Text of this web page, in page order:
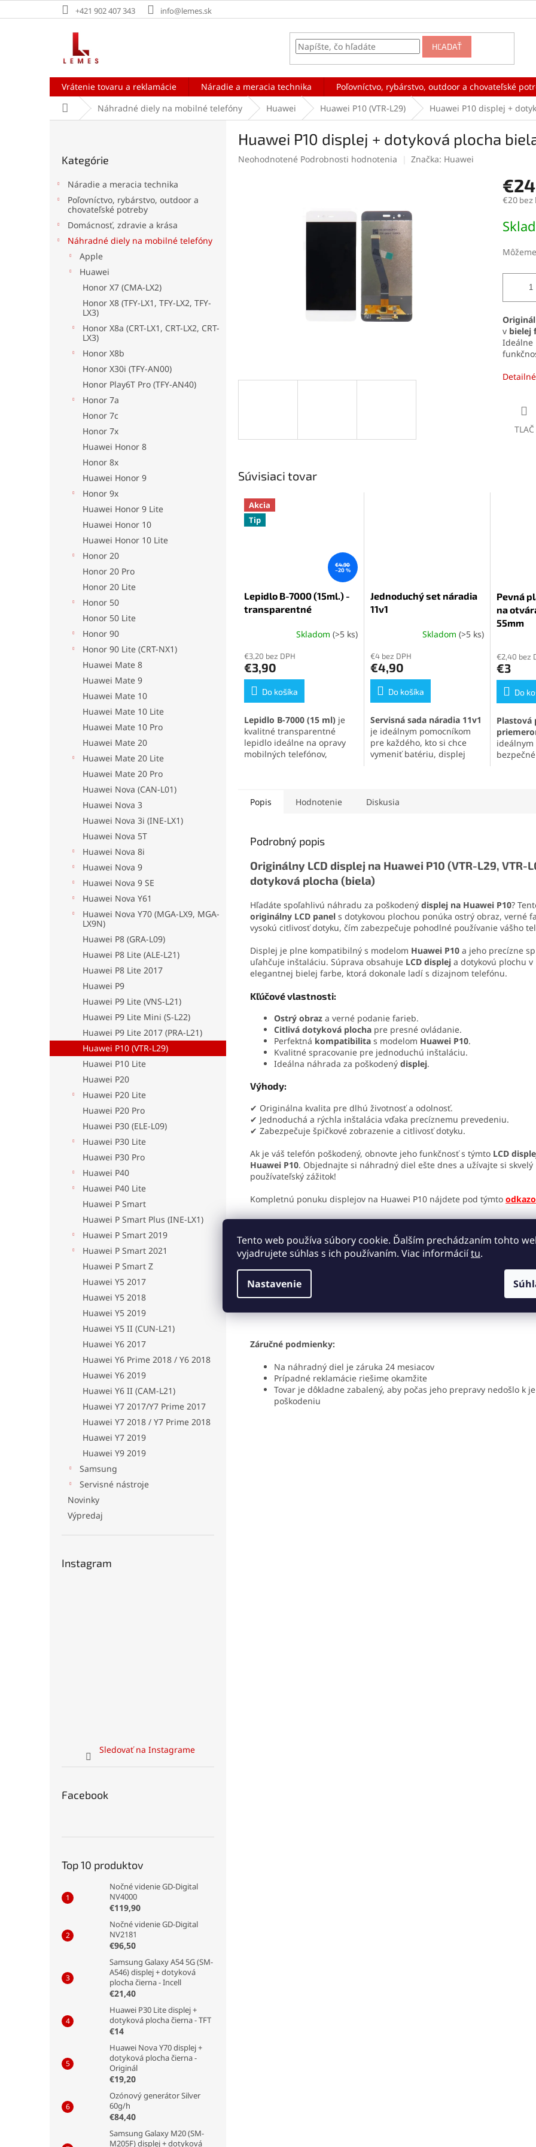
Tento web používa súbory cookie. Ďalším prechádzaním tohto
vyjadrujete súhlas s ich používaním. Viac informáciítu.
Nastavenie
na
+421 902 407 343 info@lemes.sk
HĽADAŤ
Vrátenie tovaru a reklamácie Náradie a meracia technika
Poľovníctvo, rybárstvo, outdoor a chovateľské
DomovNáhradné diely na mobilné telefóny Huawei Huawei P10 (VTR-L29) Huawei P10 displej +
kategórie
Kategórie
Náradie a meracia technika
Poľovníctvo, rybárstvo, outdoor a
chovateľské potreby
Domácnosť, zdravie a krása
Náhradné diely na mobilné telefóny
Apple
Huawei
Honor X7 (CMA-LX2)
Honor X8 (TFY-LX1, TFY-LX2, TFY-
LX3)
Honor X8a (CRT-LX1, CRT-LX2, CRT-
LX3)
Honor X8b
Honor X30i (TFY-AN00)
Honor Play6T Pro (TFY-AN40)
Honor 7a
Honor 7c
Honor 7x
Huawei Honor 8
Honor 8x
Huawei Honor 9
Honor 9x
Huawei Honor 9 Lite
Huawei Honor 10
Huawei Honor 10 Lite
Honor 20
Honor 20 Pro
Honor 20 Lite
Honor 50
Honor 50 Lite
Honor 90
Honor 90 Lite (CRT-NX1)
Huawei Mate 8
Huawei Mate 9
Huawei Mate 10
Huawei Mate 10 Lite
Huawei Mate 10 Pro
Huawei Mate 20
Huawei Mate 20 Lite
Huawei Mate 20 Pro
Huawei Nova (CAN-L01)
Huawei Nova 3
Huawei Nova 3i (INE-LX1)
Huawei Nova 5T
Huawei Nova 8i
Huawei Nova 9
Huawei Nova 9 SE
Huawei Nova Y61
Huawei Nova Y70 (MGA-LX9, MGA-
LX9N)
Huawei P8 (GRA-L09)
Huawei P8 Lite (ALE-L21)
Huawei P8 Lite 2017
Huawei P9
Huawei P9 Lite (VNS-L21)
Huawei P9 Lite Mini (S-L22)
Huawei P9 Lite 2017 (PRA-L21)
Huawei P10 (VTR-L29)
Huawei P10 Lite
Huawei P20
Huawei P20 Lite
Huawei P20 Pro
Huawei P30 (ELE-L09)
Huawei P30 Lite
Huawei P30 Pro
Huawei P40
Huawei P40 Lite
Huawei P Smart
Huawei P Smart Plus (INE-LX1)
Huawei P Smart 2019
Huawei P Smart 2021
Huawei P Smart Z
Huawei Y5 2017
Huawei Y5 2018
Huawei Y5 2019
Huawei Y5 II (CUN-L21)
Huawei Y6 2017
Huawei Y6 Prime 2018 / Y6 2018
Huawei Y6 2019
Huawei Y6 II (CAM-L21)
Huawei Y7 2017/Y7 Prime 2017
Huawei Y7 2018 / Y7 Prime 2018
Huawei Y7 2019
Huawei Y9 2019
Samsung
Servisné nástroje
Novinky
Výpredaj
Instagram
Sledovať na Instagrame
Facebook
Top 10 produktov
Nočné videnie GD-Digital
NV4000
€119,90
Nočné videnie GD-Digital
NV2181
€96,50
Samsung Galaxy A54 5G (SM-
A546) displej + dotyková
plocha čierna - Incell
€21,40
Huawei P30 Lite displej +
dotyková plocha čierna - TFT
€14
Huawei Nova Y70 displej +
dotyková plocha čierna -
Originál
€19,20
Ozónový generátor Silver
60g/h
€84,40
Samsung Galaxy M20 (SM-
M205F) displej + dotyková
Huawei P10 displej + dotyková plocha
Priemerné
Neohodnotené Podrobnosti hodnotenia Značka: Huawei
€20 bez
cena:
v bielej
Ideálne
TLAČ
Súvisiaci tovar
Akcia
Tip
€4,90
–20 %
Lepidlo B-7000 (15ml.) -
transparentné
produktu
je
5,0
5
hviezdičiek.
Skladom (>5 ks)
€3,20 bez DPH
€3,90
Do košíka
Lepidlo B-7000 (15 ml) je
kvalitné transparentné
lepidlo ideálne na opravy
mobilných telefónov,
odoláva otrasom, vode aj
oderu. Vďaka presnej
drobné súčiastky.
Jednoduchý set náradia
11v1
produktu
je
5,0
5
hviezdičiek.
Skladom (>5 ks)
€4 bez DPH
€4,90
Do košíka
Servisná sada náradia 11v1
je ideálnym pomocníkom
pre každého, kto si chce
vymeniť batériu, displej
otváracie nástroje, prísavku
Pevná
na
55mm
produktu
je
5,0
5
€2,40 bez
€3
Do
Plastová
Popis Hodnotenie Diskusia
Podrobný popis
Originálny LCD displej na Huawei P10 (VTR-L29, VTR-
dotyková plocha (biela)
Hľadáte spoľahlivú náhradu za poškodený displej na Huawei P10?
originálny LCD panel s dotykovou plochou ponúka ostrý obraz, verné
vysokú citlivosť dotyku, čím zabezpečuje pohodlné používanie vášho
Displej je plne kompatibilný s modelom Huawei P10 a jeho precízne
uľahčuje inštaláciu. Súprava obsahuje LCD displej a dotykovú plochu v
elegantnej bielej farbe, ktorá dokonale ladí s dizajnom telefónu.
Kľúčové vlastnosti:
Ostrý obraz a verné podanie farieb.
Citlivá dotyková plocha pre presné ovládanie.
Perfektná kompatibilita s modelom Huawei P10.
Kvalitné spracovanie pre jednoduchú inštaláciu.
Ideálna náhrada za poškodený displej.
Výhody:
✔ Originálna kvalita pre dlhú životnosť a odolnosť.
✔ Jednoduchá a rýchla inštalácia vďaka precíznemu prevedeniu.
✔ Zabezpečuje špičkové zobrazenie a citlivosť dotyku.
Ak je váš telefón poškodený, obnovte jeho funkčnosť s týmto LCD
Huawei P10. Objednajte si náhradný diel ešte dnes a užívajte si skvelý
používateľský zážitok!
Kompletnú ponuku displejov na Huawei P10 nájdete pod týmto
Montáž:
Montáž a výmenu náhradného dielu by mal robiť kvalifikovaný
technik. Za škody spôsobené neodbornou manipuláciou
Pokiaľ máte záujem o servisné náradie, môžete si vybrať z našej
pod týmto
Záručné podmienky:
Na náhradný diel je záruka 24 mesiacov
Prípadné reklamácie riešime okamžite
Tovar je dôkladne zabalený, aby počas jeho prepravy nedošlo k
poškodeniu